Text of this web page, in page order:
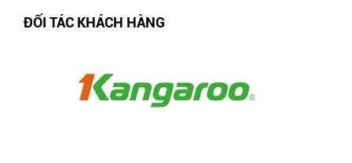
ĐỐI TÁC KHÁCH HÀNG